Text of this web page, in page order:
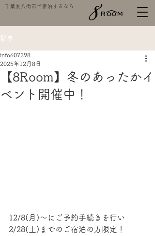
千葉県八街市で宿泊するなら
記事
【8Room】冬のあったかイ
ベント開催中！
info607298
2025年12月8日
12/8(月)～にご予約手続きを行い
2/28(土)までのご宿泊の方限定！